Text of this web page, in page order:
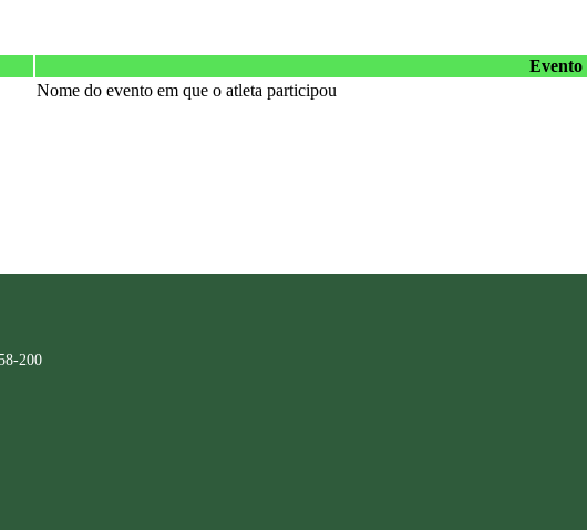
Evento
Nome do evento em que o atleta participou
200